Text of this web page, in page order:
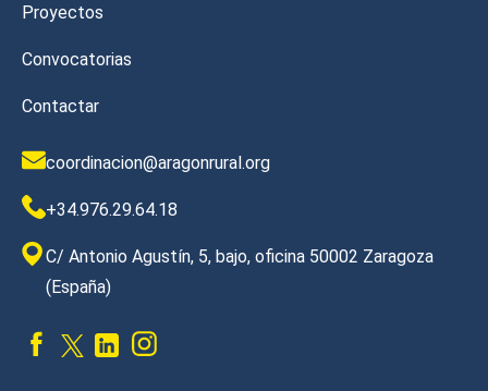
Proyectos
Convocatorias
Contactar
coordinacion@aragonrural.org
+34.976.29.64.18
C/ Antonio Agustín, 5, bajo, oficina 50002 Zaragoza
(España)